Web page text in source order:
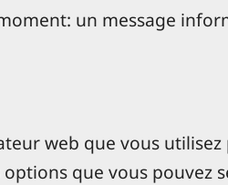
un message
web que vous
que vous pouvez